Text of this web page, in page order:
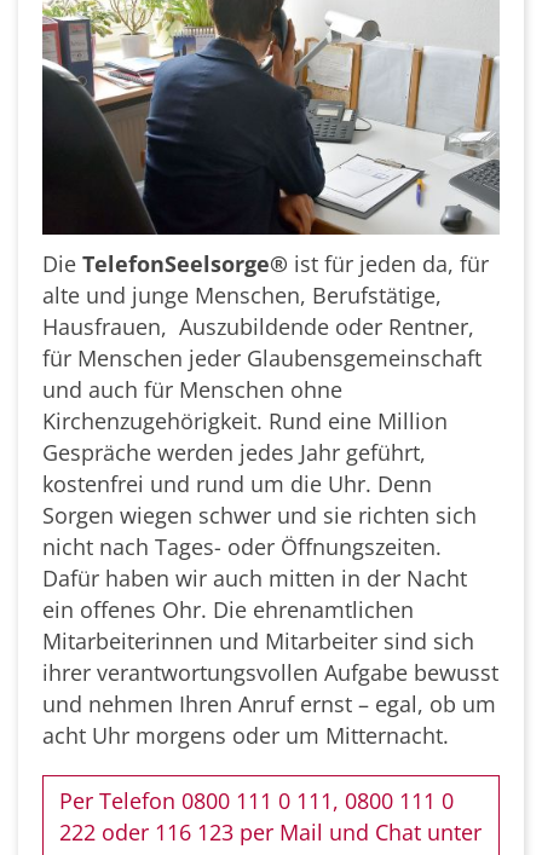
Die TelefonSeelsorge® ist für jeden da, für
alte und junge Menschen, Berufstätige,
Hausfrauen, Auszubildende oder Rentner,
für Menschen jeder Glaubensgemeinschaft
und auch für Menschen ohne
Kirchenzugehörigkeit. Rund eine Million
Gespräche werden jedes Jahr geführt,
kostenfrei und rund um die Uhr. Denn
Sorgen wiegen schwer und sie richten sich
nicht nach Tages- oder Öffnungszeiten.
Dafür haben wir auch mitten in der Nacht
ein offenes Ohr. Die ehrenamtlichen
Mitarbeiterinnen und Mitarbeiter sind sich
ihrer verantwortungsvollen Aufgabe bewusst
und nehmen Ihren Anruf ernst – egal, ob um
acht Uhr morgens oder um Mitternacht.
Per Telefon 0800 111 0 111, 0800 111 0
222 oder 116 123 per Mail und Chat unter